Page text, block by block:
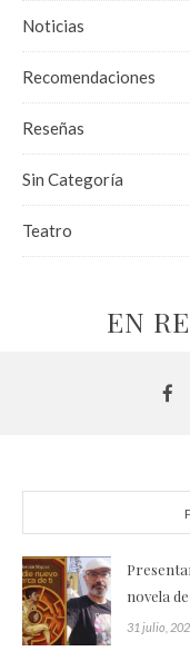
Noticias
Recomendaciones
Reseñas
Sin Categoría
Teatro
EN
novela
31 julio,